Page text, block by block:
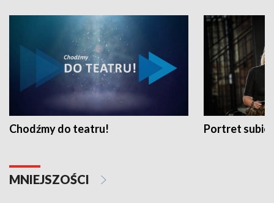
Chodźmy do teatru! Portret
MNIEJSZOŚCI